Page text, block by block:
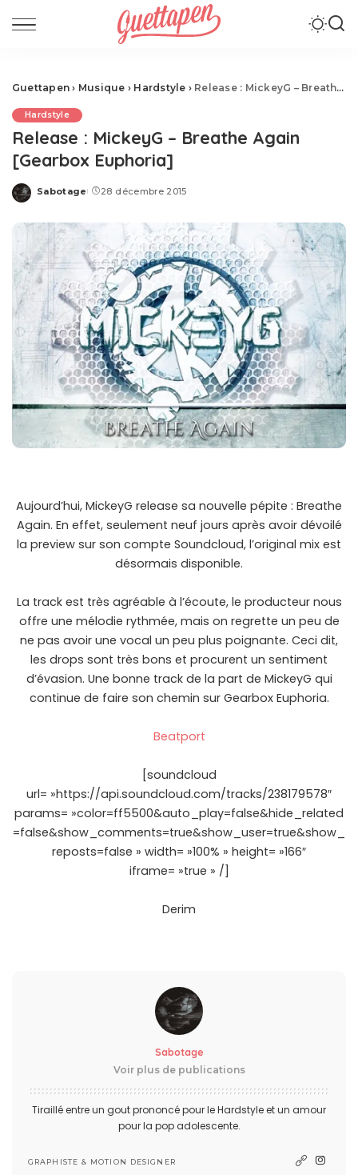
Guettapen › Musique › Hardstyle › Release : MickeyG – Breathe Again [Gearbox Euphoria]
Hardstyle
Release : MickeyG – Breathe Again
[Gearbox Euphoria]
Posted
Sabotage 28 décembre 2015
Aujourd’hui, MickeyG release sa nouvelle pépite : Breathe
Again. En effet, seulement neuf jours après avoir dévoilé
la preview sur son compte Soundcloud, l’original mix est
désormais disponible.
La track est très agréable à l’écoute, le producteur nous
offre une mélodie rythmée, mais on regrette un peu de
ne pas avoir une vocal un peu plus poignante. Ceci dit,
les drops sont très bons et procurent un sentiment
d’évasion. Une bonne track de la part de MickeyG qui
continue de faire son chemin sur Gearbox Euphoria.
Beatport
[soundcloud
url= »https://api.soundcloud.com/tracks/238179578″
params= »color=ff5500&auto_play=false&hide_related
=false&show_comments=true&show_user=true&show_
reposts=false » width= »100% » height= »166″
iframe= »true » /]
Derim
Sabotage
Voir plus de publications
Tiraillé entre un gout prononcé pour le Hardstyle et un amour
pour la pop adolescente.
GRAPHISTE & MOTION DESIGNER